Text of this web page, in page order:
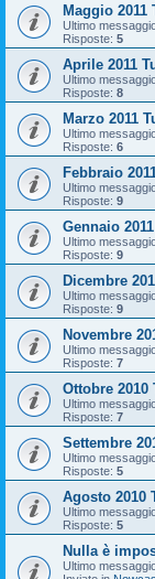
Maggio 2011
Ultimo
Risposte: 5
Aprile 2011
Ultimo
Risposte: 8
Marzo 2011
Ultimo
Risposte: 6
Febbraio
Ultimo
Risposte: 9
Gennaio
Ultimo
Risposte: 9
Dicembre
Ultimo
Risposte: 9
Novembre
Ultimo
Risposte: 7
Ottobre 2010
Ultimo
Risposte: 7
Settembre
Ultimo
Risposte: 5
Agosto 2010
Ultimo
Risposte: 5
Nulla è
Ultimo